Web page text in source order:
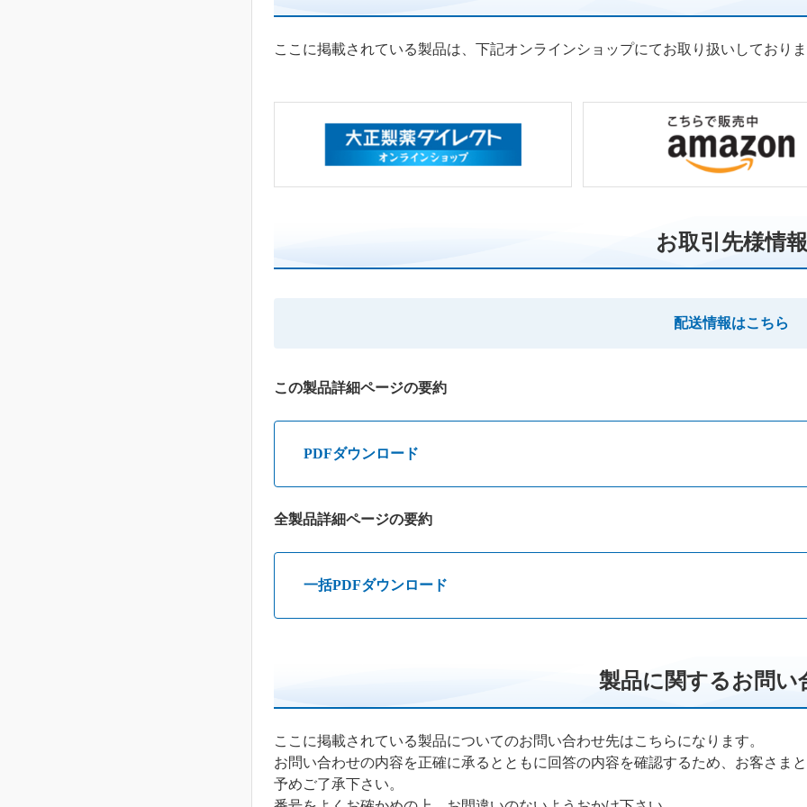
ここに掲載されている製品は、下記オンラインショップにてお取り扱いしており
お取引先様情報
配送情報はこちら
この製品詳細ページの要約
PDFダウンロード
全製品詳細ページの要約
一括PDFダウンロード
製品に関するお問い
ここに掲載されている製品についてのお問い合わせ先はこちらになります。
お問い合わせの内容を正確に承るとともに回答の内容を確認するため、お客さま
予めご了承下さい。